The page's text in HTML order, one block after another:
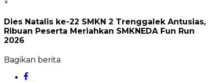
×
Dies Natalis ke-22 SMKN 2 Trenggalek Antusias,
Ribuan Peserta Meriahkan SMKNEDA Fun Run
2026
Bagikan berita